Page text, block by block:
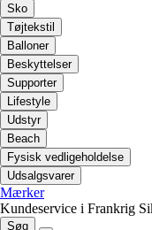
Sko
Tøjtekstil
Balloner
Beskyttelser
Supporter
Lifestyle
Udstyr
Beach
Fysisk vedligeholdelse
Udsalgsvarer
Mærker
Kundeservice i Frankrig
Søg